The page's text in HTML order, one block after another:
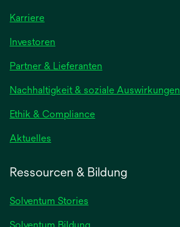
Karriere
Investoren
Partner & Lieferanten
Nachhaltigkeit & soziale Auswirkungen
Ethik & Compliance
Aktuelles
Ressourcen & Bildung
Solventum Stories